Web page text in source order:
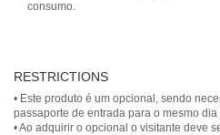
consumo.
RESTRICTIONS
• Este produto é um opcional, sendo
passaporte de entrada para o mesmo
• Ao adquirir o opcional o visitante deve